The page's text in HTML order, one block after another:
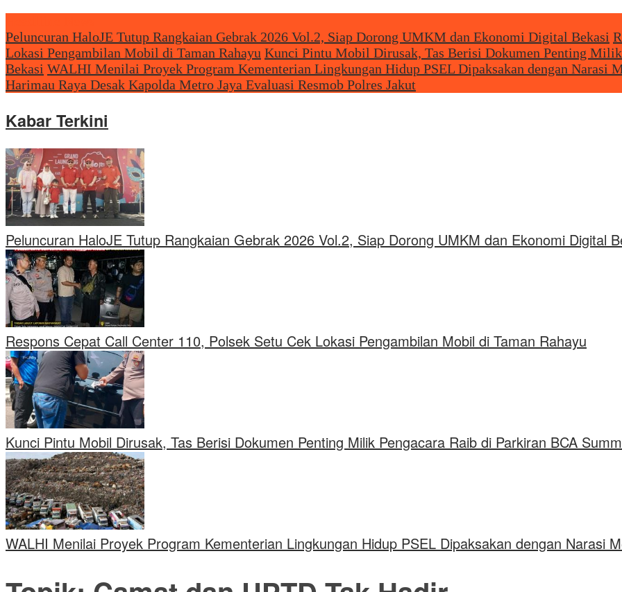
Peluncuran HaloJE Tutup Rangkaian Gebrak 2026 Vol.2, Siap Dorong UMKM dan Ekonomi Digital Bekasi
Lokasi Pengambilan Mobil di Taman Rahayu Kunci Pintu Mobil Dirusak, Tas Berisi Dokumen Penting
Bekasi WALHI Menilai Proyek Program Kementerian Lingkungan Hidup PSEL Dipaksakan dengan Narasi
Harimau Raya Desak Kapolda Metro Jaya Evaluasi Resmob Polres Jakut
Kabar Terkini
Peluncuran HaloJE Tutup Rangkaian Gebrak 2026 Vol.2, Siap Dorong UMKM dan Ekonomi Digital
Respons Cepat Call Center 110, Polsek Setu Cek Lokasi Pengambilan Mobil di Taman Rahayu
Kunci Pintu Mobil Dirusak, Tas Berisi Dokumen Penting Milik Pengacara Raib di Parkiran BCA
WALHI Menilai Proyek Program Kementerian Lingkungan Hidup PSEL Dipaksakan dengan Narasi